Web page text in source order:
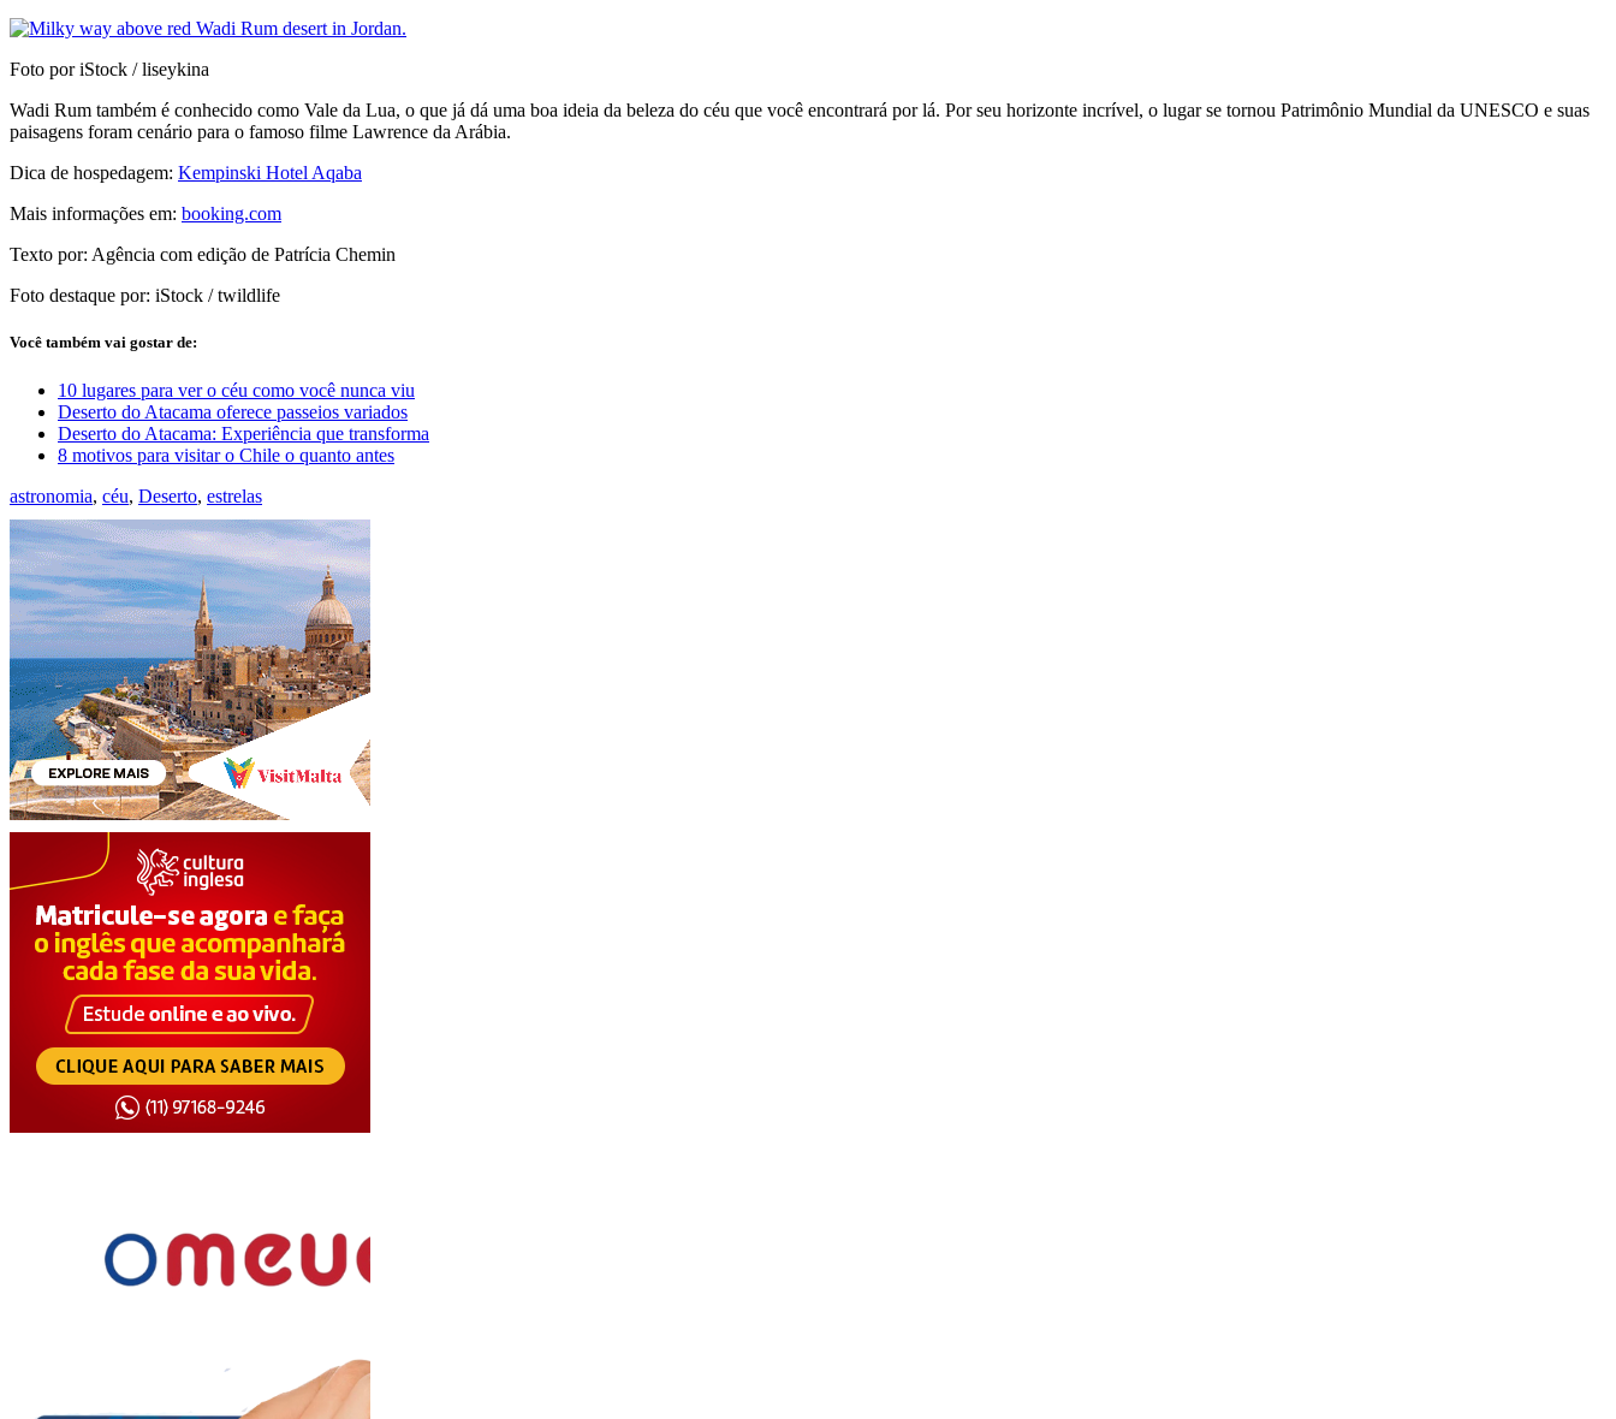
Foto por iStock / liseykina
Wadi Rum também é conhecido como Vale da Lua, o que já dá uma boa ideia da beleza do céu que você encontrará por lá. Por seu horizonte incrível, o lugar se tornou Patrimônio Mundial da UNESCO e suas
paisagens foram cenário para o famoso filme Lawrence da Arábia.
Dica de hospedagem: Kempinski Hotel Aqaba
Mais informações em: booking.com
Texto por: Agência com edição de Patrícia Chemin
Foto destaque por: iStock / twildlife
Você também vai gostar de:
10 lugares para ver o céu como você nunca viu
Deserto do Atacama oferece passeios variados
Deserto do Atacama: Experiência que transforma
8 motivos para visitar o Chile o quanto antes
astronomia, céu, Deserto, estrelas